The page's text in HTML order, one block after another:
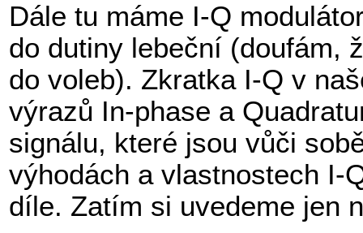
Dále tu máme I-Q
do dutiny lebeční (doufám,
do voleb). Zkratka I-Q v
výrazů In-phase a
signálu, které jsou vůči
výhodách a vlastnostech I-
díle. Zatím si uvedeme jen